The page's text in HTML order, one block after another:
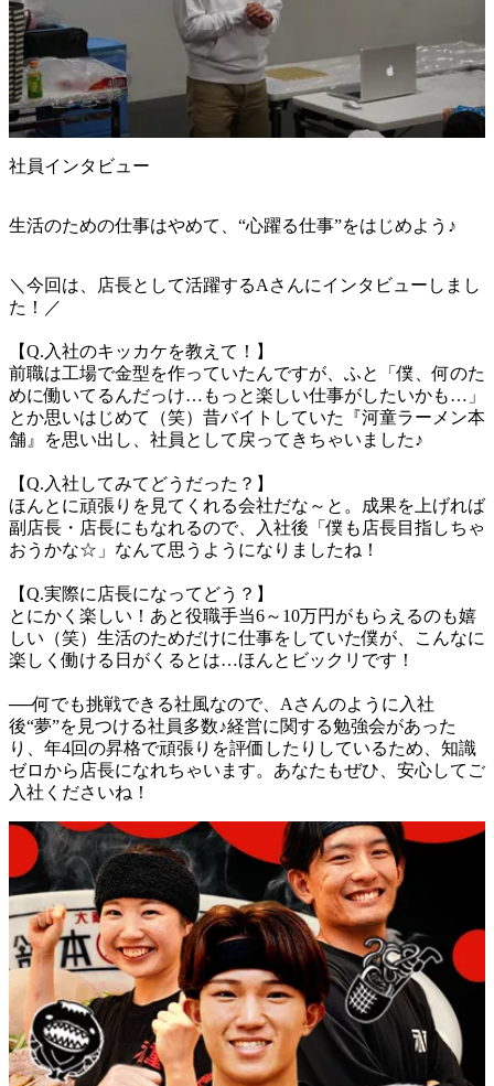
社員インタビュー
生活のための仕事はやめて、“心躍る仕事”をはじめよう♪
＼今回は、店長として活躍するAさんにインタビューしまし
た！／
【Q.入社のキッカケを教えて！】
前職は工場で金型を作っていたんですが、ふと「僕、何のた
めに働いてるんだっけ…もっと楽しい仕事がしたいかも…」
とか思いはじめて（笑）昔バイトしていた『河童ラーメン本
舗』を思い出し、社員として戻ってきちゃいました♪
【Q.入社してみてどうだった？】
ほんとに頑張りを見てくれる会社だな～と。成果を上げれば
副店長・店長にもなれるので、入社後「僕も店長目指しちゃ
おうかな☆」なんて思うようになりましたね！
【Q.実際に店長になってどう？】
とにかく楽しい！あと役職手当6～10万円がもらえるのも嬉
しい（笑）生活のためだけに仕事をしていた僕が、こんなに
楽しく働ける日がくるとは…ほんとビックリです！
──何でも挑戦できる社風なので、Aさんのように入社
後“夢”を見つける社員多数♪経営に関する勉強会があった
り、年4回の昇格で頑張りを評価したりしているため、知識
ゼロから店長になれちゃいます。あなたもぜひ、安心してご
入社くださいね！